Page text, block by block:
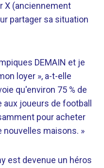
X (anciennement
partager sa situation
DEMAIN et je
loyer », a-t-elle
qu'environ 75 % de
joueurs de football
pour acheter
nouvelles maisons. »
est devenue un héros